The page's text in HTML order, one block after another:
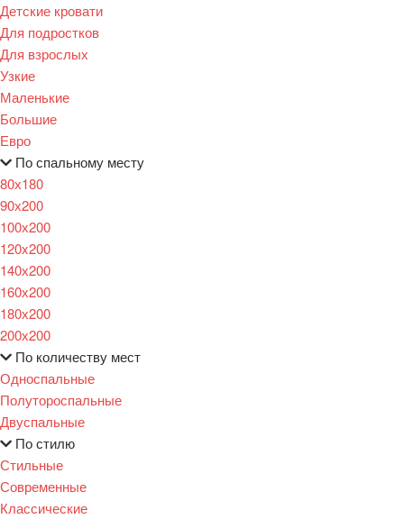
Детские кровати
Для подростков
Для взрослых
Узкие
Маленькие
Большие
Евро
По спальному месту
80х180
90х200
100х200
120x200
140х200
160х200
180х200
200х200
По количеству мест
Односпальные
Полутороспальные
Двуспальные
По стилю
Стильные
Современные
Классические